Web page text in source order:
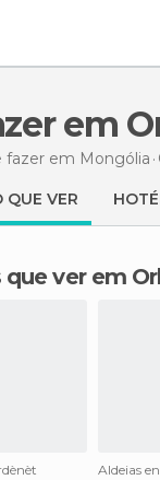
em
fazer em Mongólia
QUE VER
que ver em
Aldeias